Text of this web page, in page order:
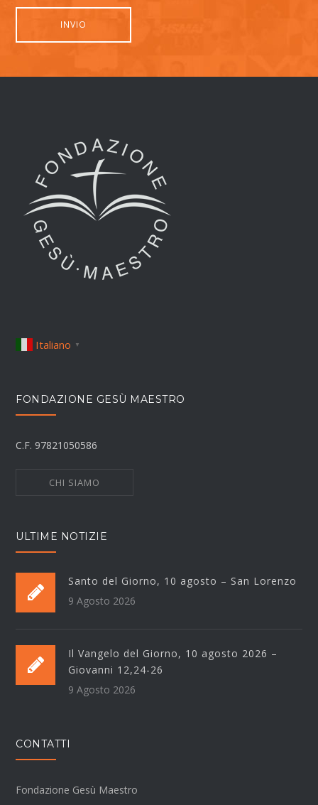
Italiano ▼
FONDAZIONE GESÙ MAESTRO
C.F. 97821050586
CHI SIAMO
ULTIME NOTIZIE
Santo del Giorno, 10 agosto – San Lorenzo
9 Agosto 2026
Il Vangelo del Giorno, 10 agosto 2026 –
Giovanni 12,24-26
9 Agosto 2026
CONTATTI
Fondazione Gesù Maestro